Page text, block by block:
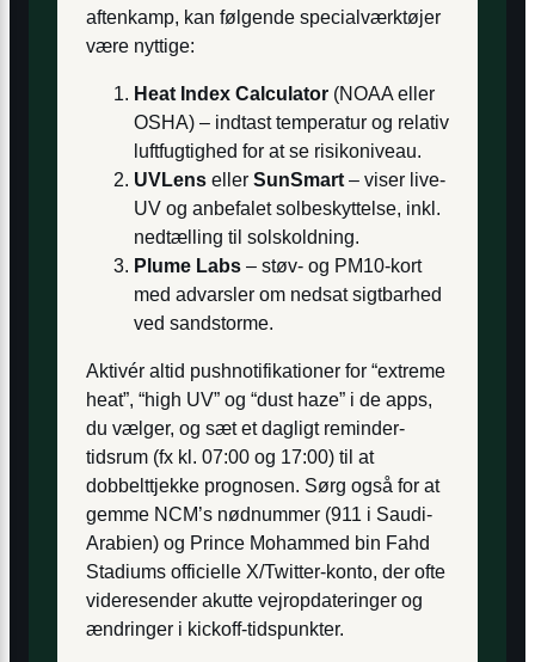
aftenkamp, kan følgende special­værktøjer
være nyttige:
Heat Index Calculator (NOAA eller
OSHA) – indtast temperatur og relativ
luftfugtighed for at se risikoniveau.
UVLens eller SunSmart – viser live-
UV og anbefalet solbeskyttelse, inkl.
nedtælling til solskoldning.
Plume Labs – støv- og PM10-kort
med advarsler om nedsat sigtbarhed
ved sandstorme.
Aktivér altid push­notifikationer for “extreme
heat”, “high UV” og “dust haze” i de apps,
du vælger, og sæt et dagligt reminder-
tidsrum (fx kl. 07:00 og 17:00) til at
dobbelttjekke prognosen. Sørg også for at
gemme NCM’s nødnummer (911 i Saudi-
Arabien) og Prince Mohammed bin Fahd
Stadiums officielle X/Twitter-konto, der ofte
videresender akutte vejr­opdateringer og
ændringer i kickoff-tidspunkter.